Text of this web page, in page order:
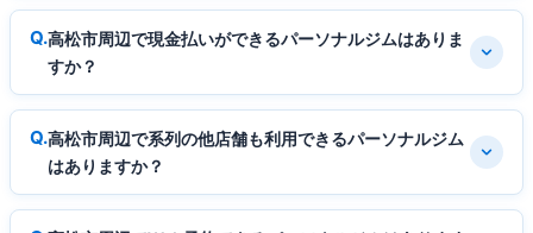
高松市周辺で現金払いができるパーソナルジムはありま
すか？
高松市周辺で系列の他店舗も利用できるパーソナルジム
はありますか？